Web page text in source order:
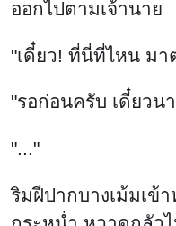
ออกไปตามเจ้านาย
"เดี๋ยว! ที่นี่ที่ไหน มา
"รอก่อนครับ เดี๋ยวน
"..."
ริมฝีปากบางเม้มเข้